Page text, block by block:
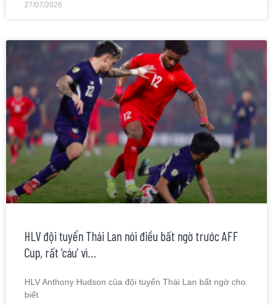
27/07/2026
HLV đội tuyển Thái Lan nói điều bất ngờ trước AFF
Cup, rất ‘cáu’ vì…
HLV Anthony Hudson của đội tuyển Thái Lan bất ngờ cho
biết